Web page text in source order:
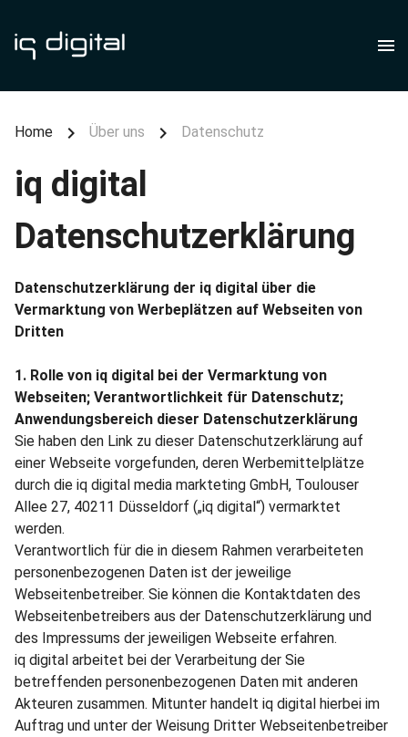
Home Über uns Datenschutz
iq digital
Datenschutzerklärung
Datenschutzerklärung der iq digital über die
Vermarktung von Werbeplätzen auf Webseiten von
Dritten
1. Rolle von iq digital bei der Vermarktung von
Webseiten; Verantwortlichkeit für Datenschutz;
Anwendungsbereich dieser Datenschutzerklärung
Sie haben den Link zu dieser Datenschutzerklärung auf
einer Webseite vorgefunden, deren Werbemittelplätze
durch die iq digital media markteting GmbH, Toulouser
Allee 27, 40211 Düsseldorf („iq digital“) vermarktet
werden.
Verantwortlich für die in diesem Rahmen verarbeiteten
personenbezogenen Daten ist der jeweilige
Webseitenbetreiber. Sie können die Kontaktdaten des
Webseitenbetreibers aus der Datenschutzerklärung und
des Impressums der jeweiligen Webseite erfahren.
iq digital arbeitet bei der Verarbeitung der Sie
betreffenden personenbezogenen Daten mit anderen
Akteuren zusammen. Mitunter handelt iq digital hierbei im
Auftrag und unter der Weisung Dritter Webseitenbetreiber